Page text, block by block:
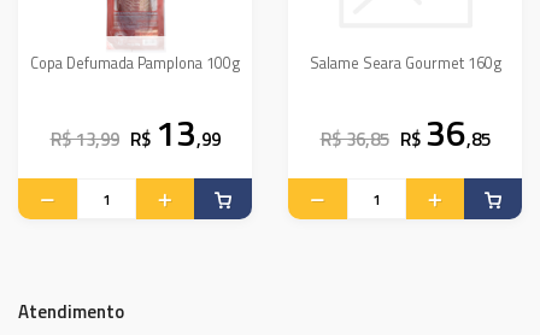
Copa Defumada Pamplona 100g
R$ 13,99 R$ 13,99
Salame Seara Gourmet 160g
R$ 36,85 R$ 36,85
Atendimento